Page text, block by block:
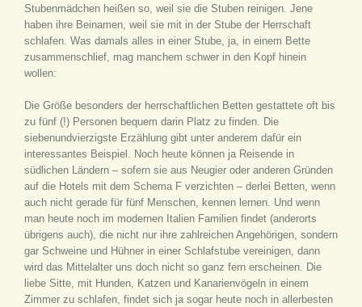
Stubenmädchen heißen so, weil sie die Stuben reinigen. Jene
haben ihre Beinamen, weil sie mit in der Stube der Herrschaft
schlafen. Was damals alles in einer Stube, ja, in einem Bette
zusammenschlief, mag manchem schwer in den Kopf hinein
wollen:
Die Größe besonders der herrschaftlichen Betten gestattete oft bis
zu fünf (!) Personen bequem darin Platz zu finden. Die
siebenundvierzigste Erzählung gibt unter anderem dafür ein
interessantes Beispiel. Noch heute können ja Reisende in
südlichen Ländern – sofern sie aus Neugier oder anderen Gründen
auf die Hotels mit dem Schema F verzichten – derlei Betten, wenn
auch nicht gerade für fünf Menschen, kennen lernen. Und wenn
man heute noch im modernen Italien Familien findet (anderorts
übrigens auch), die nicht nur ihre zahlreichen Angehörigen, sondern
gar Schweine und Hühner in einer Schlafstube vereinigen, dann
wird das Mittelalter uns doch nicht so ganz fern erscheinen. Die
liebe Sitte, mit Hunden, Katzen und Kanarienvögeln in einem
Zimmer zu schlafen, findet sich ja sogar heute noch in allerbesten